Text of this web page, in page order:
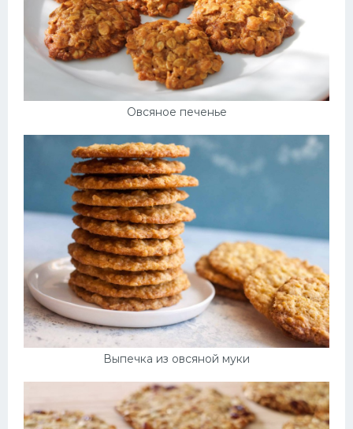
Овсяное печенье
Выпечка из овсяной муки